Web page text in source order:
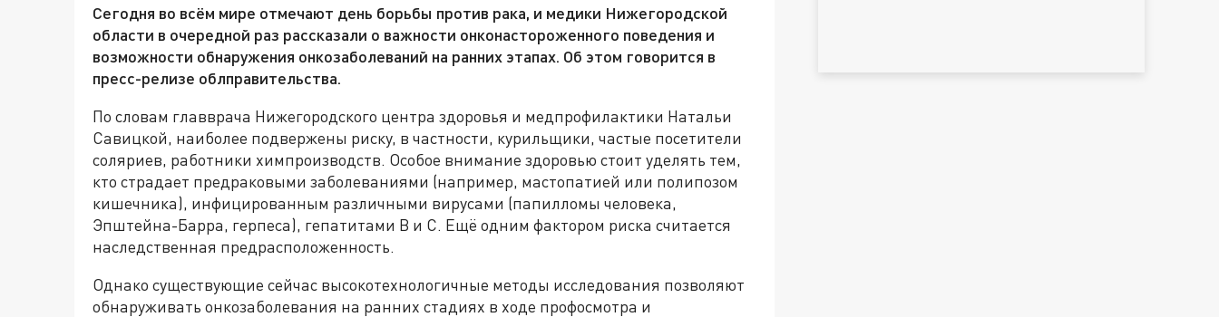
Сегодня во всём мире отмечают день борьбы против рака, и медики Нижегородской
области в очередной раз рассказали о важности онконастороженного поведения и
возможности обнаружения онкозаболеваний на ранних этапах. Об этом говорится в
пресс-релизе облправительства.
По словам главврача Нижегородского центра здоровья и медпрофилактики Натальи
Савицкой, наиболее подвержены риску, в частности, курильщики, частые посетители
соляриев, работники химпроизводств. Особое внимание здоровью стоит уделять тем,
кто страдает предраковыми заболеваниями (например, мастопатией или полипозом
кишечника), инфицированным различными вирусами (папилломы человека,
Эпштейна-Барра, герпеса), гепатитами В и С. Ещё одним фактором риска считается
наследственная предрасположенность.
Однако существующие сейчас высокотехнологичные методы исследования позволяют
обнаруживать онкозаболевания на ранних стадиях в ходе профосмотра и